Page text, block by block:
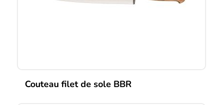
Couteau filet de sole BBR